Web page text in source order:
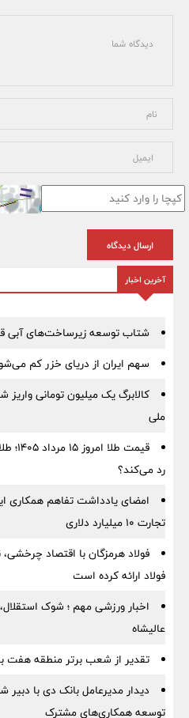
ارسال دیدگاه
آخرین اخبار
شتاب توسعه زیرساخت‌های آبی
سهم ایران از دریای خزر کم می‌شود؟ ۵ ابهام مهم
کالابرگ یک میلیون تومانی
ملی
رد می‌کند؟
امضای یادداشت تفاهم همکاری
تجارت ۱۰ میلیارد دلاری
فولاد هرمزگان با اقتصاد
فولاد ارائه کرده است
اخبار ورزشی مهم ؛ شوک استقلال،
عالیشاه
تقدیر از شعب برتر منطقه هفت
دیدار مدیرعامل بانک دی با دبیر
توسعه همکاری‌های مشترک